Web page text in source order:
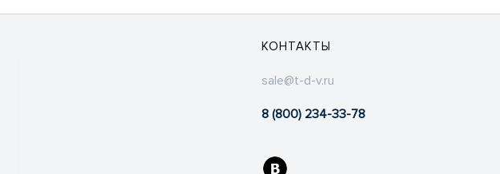
КОНТАКТЫ
sale@t-d-v.ru
8 (800) 234-33-78